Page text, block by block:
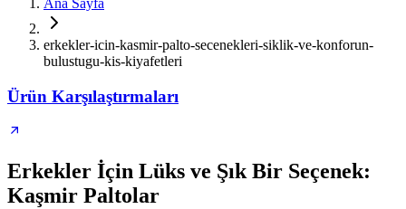
Ana Sayfa
erkekler-icin-kasmir-palto-secenekleri-siklik-ve-konforun-
bulustugu-kis-kiyafetleri
Ürün Karşılaştırmaları
Erkekler İçin Lüks ve Şık Bir Seçenek:
Kaşmir Paltolar